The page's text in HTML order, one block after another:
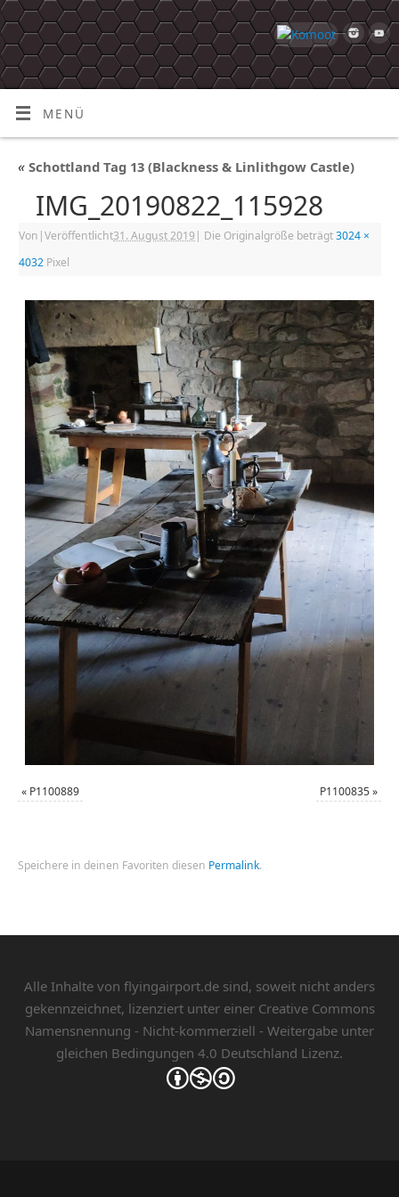
MENÜ
« Schottland Tag 13 (Blackness & Linlithgow Castle)
IMG_20190822_115928
Von |Veröffentlicht31. August 2019 | Die Originalgröße beträgt3024 ×
4032 Pixel
« P1100889 P1100835»
Speichere in deinen Favoriten diesen Permalink.
Alle Inhalte von flyingairport.de sind, soweit nicht anders
gekennzeichnet, lizenziert unter einer Creative Commons
Namensnennung - Nicht-kommerziell - Weitergabe unter
gleichen Bedingungen 4.0 Deutschland Lizenz.